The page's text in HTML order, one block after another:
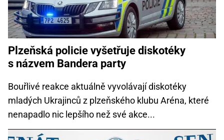
Plzeňská policie vyšetřuje diskotéky
s názvem Bandera party
Bouřlivé reakce aktuálně vyvolávají diskotéky
mladých Ukrajinců z plzeňského klubu Aréna, které
nenapadlo nic lepšího než své akce...